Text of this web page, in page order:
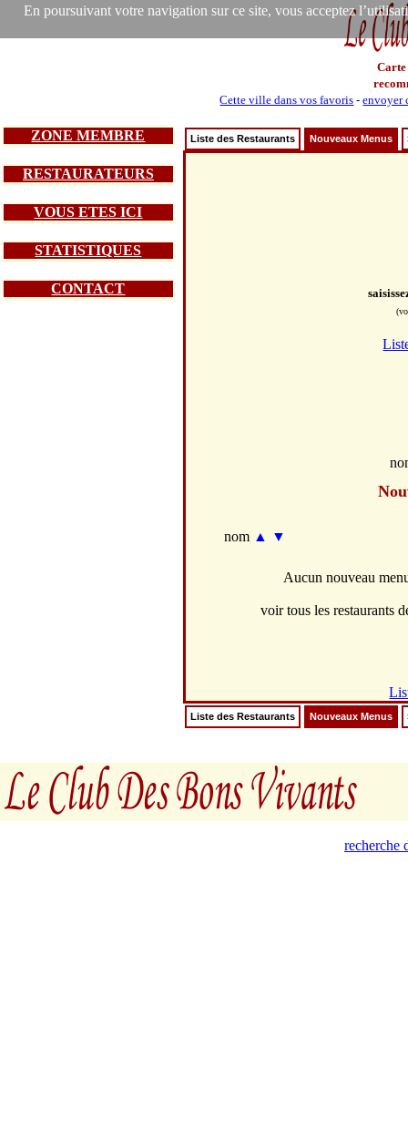
En poursuivant votre navigation sur ce site, vous acceptez
Carte
Cette ville dans vos favoris -envoyer
ZONE MEMBRE
RESTAURATEURS
VOUS ETES ICI
STATISTIQUES
CONTACT
Liste des Restaurants Nouveaux Menus
nom ▲ ▼
Aucun nouveau
voir tous les restaurants
Liste des Restaurants Nouveaux Menus
recherche